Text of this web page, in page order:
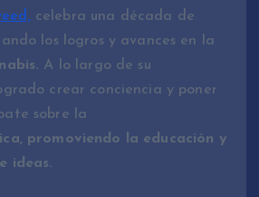
celebra una década de
los logros y avances en la
A lo largo de su
crear conciencia y poner
sobre la
promoviendo la educación y
ideas.